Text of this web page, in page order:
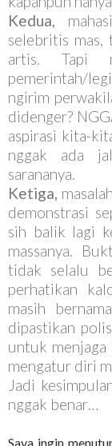
Kedua,
selebritis mas,
artis. Tapi
pemerintah/
ngirim
didenger?
aspirasi kita-
nggak ada
sarananya.
Ketiga,
demonstrasi
sih balik lagi
massanya.
tidak selalu
perhatikan
masih
dipastikan
untuk
mengatur diri
Jadi
nggak benar…
Saya ingin